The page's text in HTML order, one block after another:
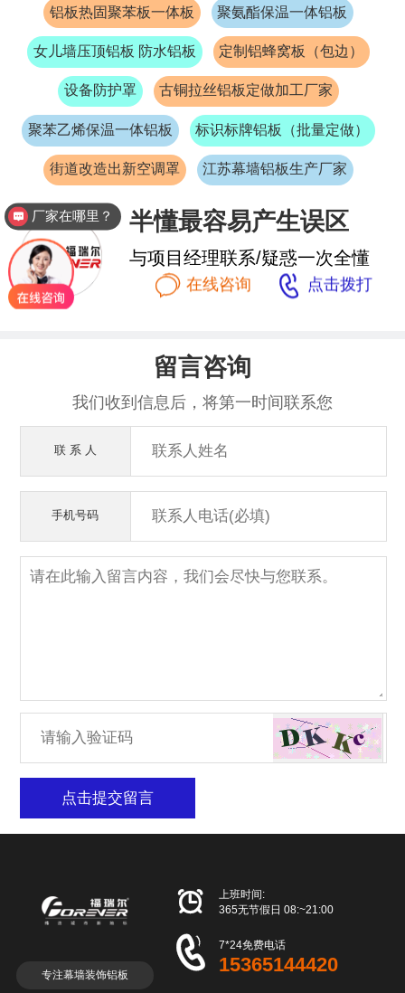
铝板热固聚苯板一体板 聚氨酯保温一体铝板
女儿墙压顶铝板 防水铝板 定制铝蜂窝板（包边）
设备防护罩 古铜拉丝铝板定做加工厂家
聚苯乙烯保温一体铝板 标识标牌铝板（批量定做）
街道改造出新空调罩 江苏幕墙铝板生产厂家
半懂最容易产生误区
与项目经理联系/疑惑一次全懂
 在线咨询  点击拨打
留言咨询
我们收到信息后，将第一时间联系您
联 系 人
手机号码
点击提交留言
专注幕墙装饰铝板

上班时间:
365无节假日 08:~21:00
 7*24免费电话
15365144420
厂家在哪里？